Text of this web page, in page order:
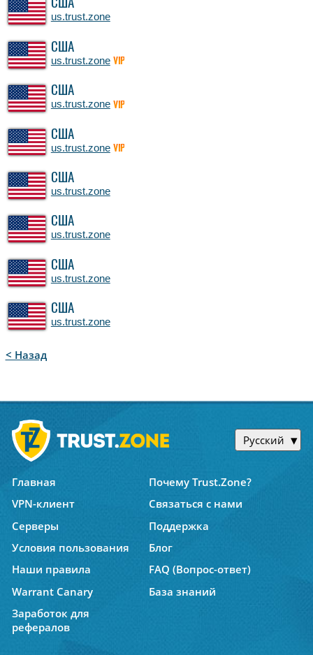
США
us.trust.zone
США
us.trust.zone VIP
США
us.trust.zone VIP
США
us.trust.zone VIP
США
us.trust.zone
США
us.trust.zone
США
us.trust.zone
США
us.trust.zone
< Назад
Русский
Главная
Почему Trust.Zone?
VPN-клиент
Связаться с нами
Серверы
Поддержка
Условия пользования
Блог
Наши правила
FAQ (Вопрос-ответ)
Warrant Canary
База знаний
Заработок для
рефералов